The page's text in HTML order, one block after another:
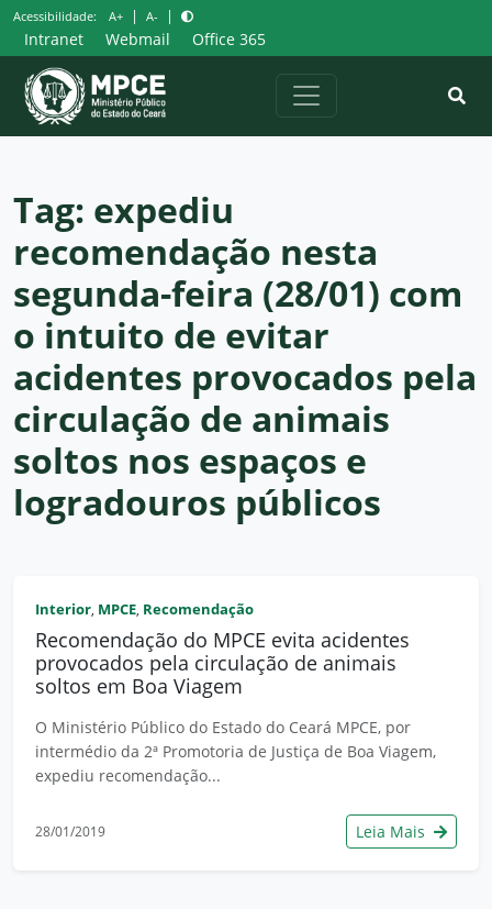
Pular
para
o
conteúdo
Acessibilidade: A+ | A- |
Intranet Webmail Office 365
Tag: expediu
recomendação nesta
segunda-feira (28/01) com
o intuito de evitar
acidentes provocados pela
circulação de animais
soltos nos espaços e
logradouros públicos
Interior, MPCE, Recomendação
Recomendação do MPCE evita acidentes
provocados pela circulação de animais
soltos em Boa Viagem
O Ministério Público do Estado do Ceará MPCE, por
intermédio da 2ª Promotoria de Justiça de Boa Viagem,
expediu recomendação...
28/01/2019 Leia Mais